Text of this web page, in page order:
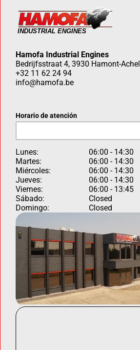
Hamofa Industrial Engines
Bedrijfsstraat 4, 3930 Hamont-Achel
+32 11 62 24 94
info@hamofa.be
Horario de atención
Lunes:
06:00 - 14:30
Martes:
06:00 - 14:30
Miércoles:
06:00 - 14:30
Jueves:
06:00 - 14:30
Viernes:
06:00 - 13:45
Sábado:
Closed
Domingo:
Closed